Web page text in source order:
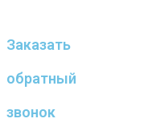
Заказать
обратный
звонок